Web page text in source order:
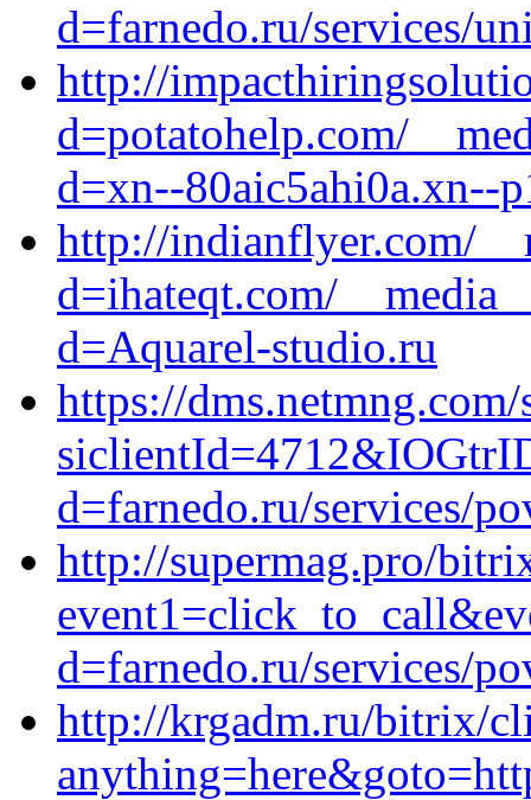
d=farnedo.ru/services/
http://
d=potatohelp.com/
d=xn--80aic5ahi0a.xn--
http://indianflyer.com/
d=ihateqt.com/
d=Aquarel-studio.ru
https://
d=farnedo.ru/services/
http://supermag.pro/
d=farnedo.ru/services/
http://krgadm.ru/bitrix/